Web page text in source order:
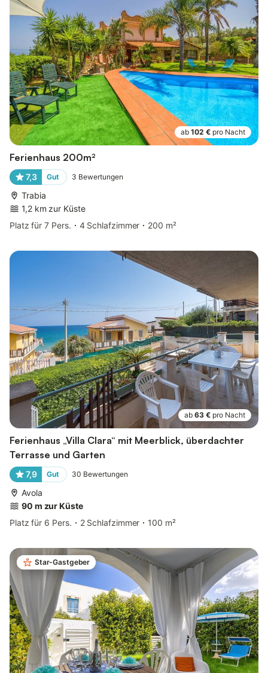
ab 102 € pro Nacht
Ferienhaus 200m²
7,3 Gut 3 Bewertungen
Trabia
1,2 km zur Küste
Platz für 7 Pers.
4 Schlafzimmer 200 m²
ab 63 € pro Nacht
Ferienhaus „Villa Clara“ mit Meerblick, überdachter
Terrasse und Garten
7,9 Gut 30 Bewertungen
Avola
90 m zur Küste
Platz für 6 Pers.
2 Schlafzimmer 100 m²
Star-Gastgeber